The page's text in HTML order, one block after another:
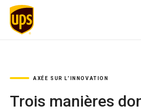
AXÉE SUR L’INNOVATION
Trois manières